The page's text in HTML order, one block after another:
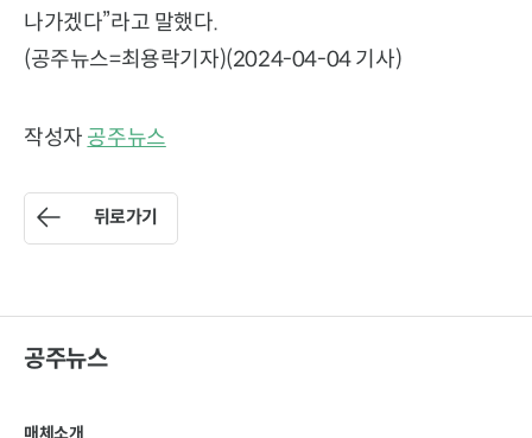
나가겠다”라고 말했다.
(공주뉴스=최용락기자)(2024-04-04 기사)
작성자 공주뉴스
뒤로가기
공주뉴스
매체소개